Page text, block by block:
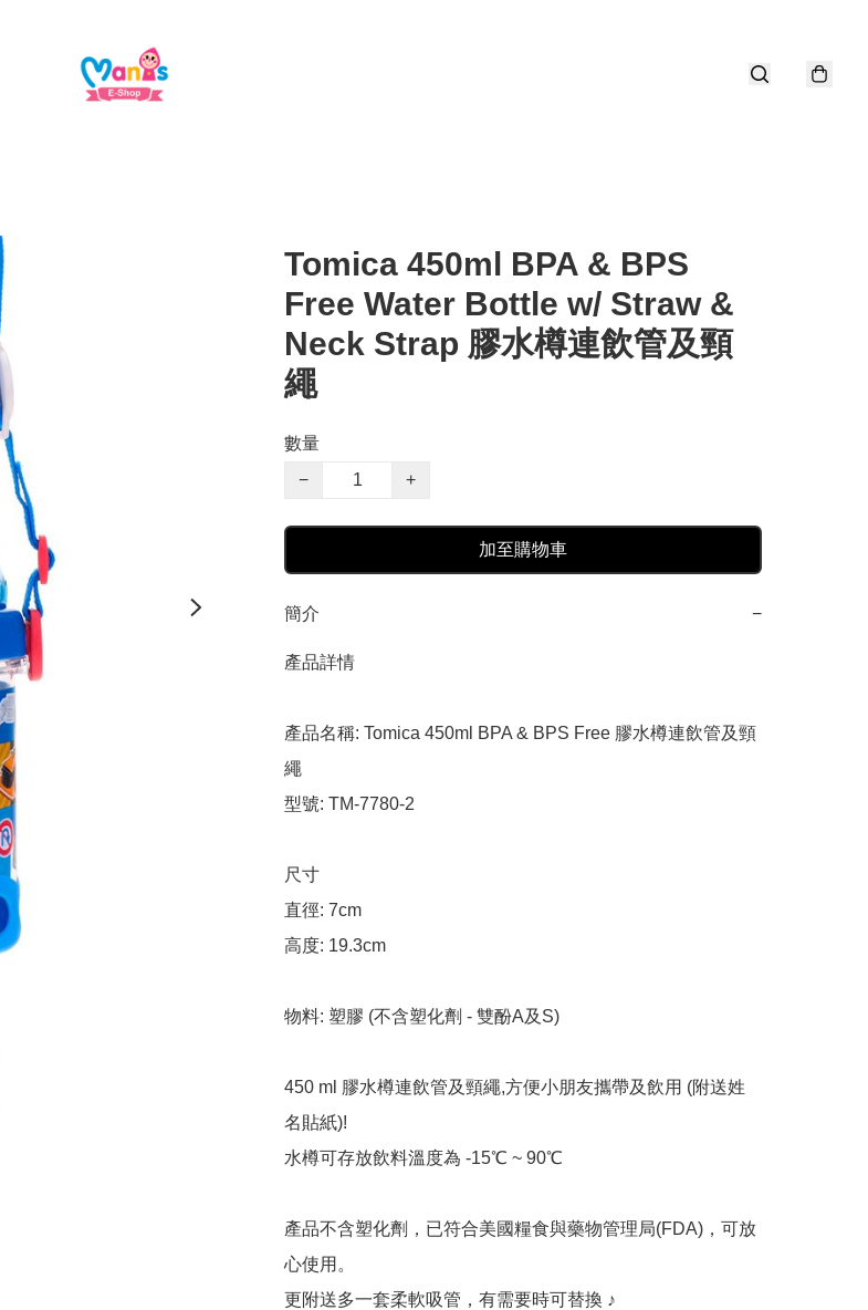
Tomica 450ml BPA & BPS
Free Water Bottle w/ Straw &
Neck Strap 膠水樽連飲管及頸
繩
數量
−
+
加至購物車
簡介 −
產品詳情
產品名稱: Tomica 450ml BPA & BPS Free 膠水樽連飲管及頸
繩
型號: TM-7780-2
尺寸
直徑: 7cm
高度: 19.3cm
物料: 塑膠 (不含塑化劑 - 雙酚A及S)
450 ml 膠水樽連飲管及頸繩,方便小朋友攜帶及飲用 (附送姓
名貼紙)!
水樽可存放飲料溫度為 -15℃ ~ 90℃
產品不含塑化劑，已符合美國糧食與藥物管理局(FDA)，可放
心使用。
更附送多一套柔軟吸管，有需要時可替換 ♪